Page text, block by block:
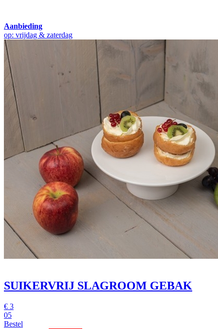
Aanbieding
op: vrijdag & zaterdag
SUIKERVRIJ SLAGROOM GEBAK
€ 3
05
Bestel